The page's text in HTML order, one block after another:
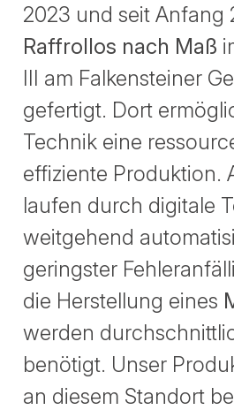
2023 und seit Anfang
Raffrollos nach Maß
III am Falkensteiner
gefertigt. Dort
Technik eine
effiziente Produktion.
laufen durch digitale
weitgehend
geringster
die Herstellung eines
werden
benötigt. Unser
an diesem Standort